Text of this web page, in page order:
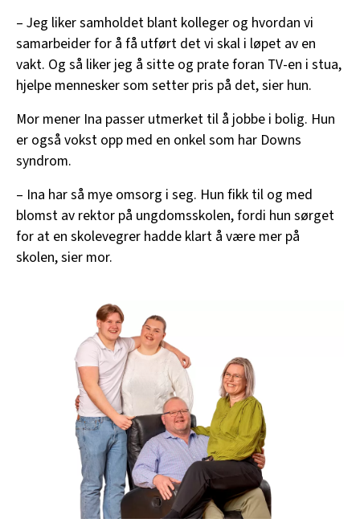
– Jeg liker samholdet blant kolleger og hvordan vi
samarbeider for å få utført det vi skal i løpet av en
vakt. Og så liker jeg å sitte og prate foran TV-en i stua,
hjelpe mennesker som setter pris på det, sier hun.
Mor mener Ina passer utmerket til å jobbe i bolig. Hun
er også vokst opp med en onkel som har Downs
syndrom.
– Ina har så mye omsorg i seg. Hun fikk til og med
blomst av rektor på ungdomsskolen, fordi hun sørget
for at en skolevegrer hadde klart å være mer på
skolen, sier mor.